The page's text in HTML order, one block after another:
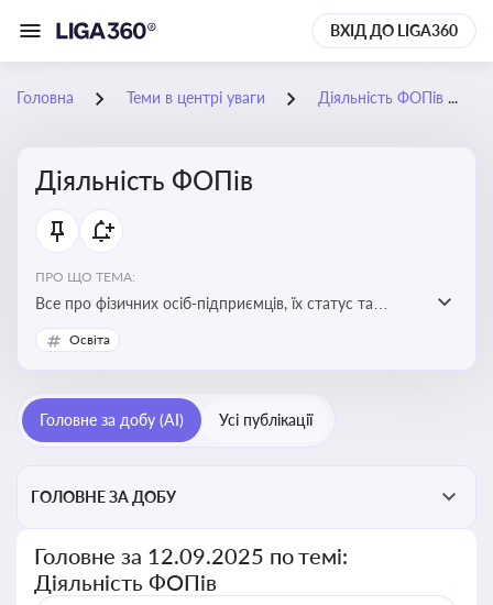
ВХІД ДО LIGA360
Головна Теми в центрі уваги Діяльність ФОПів
Діяльність ФОПів
ПРО ЩО ТЕМА:
Все про фізичних осіб-підприємців, їх статус та
діяльність. Зміни в законодавстві, що стосуються
роботи ФОПів
Освіта
Головне за добу (AI) Усі публікації
ГОЛОВНЕ ЗА ДОБУ
Головне за 12.09.2025 по темі:
Діяльність ФОПів